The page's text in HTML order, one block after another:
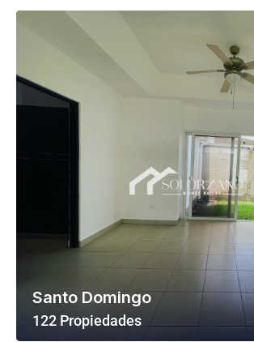
Ver Todas Las Propiedades
Santo Domingo
122 Propiedades